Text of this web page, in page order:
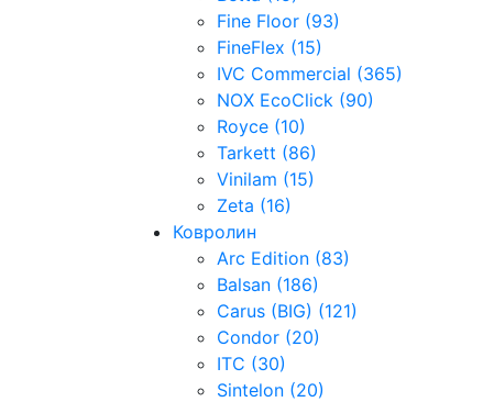
Fine Floor (93)
FineFlex (15)
IVC Commercial (365)
NOX EcoClick (90)
Royce (10)
Tarkett (86)
Vinilam (15)
Zeta (16)
Ковролин
Arc Edition (83)
Balsan (186)
Carus (BIG) (121)
Condor (20)
ITC (30)
Sintelon (20)